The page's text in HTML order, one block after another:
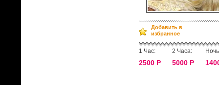
Добавить в
избранное
1 Час:
2500 Р
2 Часа:
5000 Р